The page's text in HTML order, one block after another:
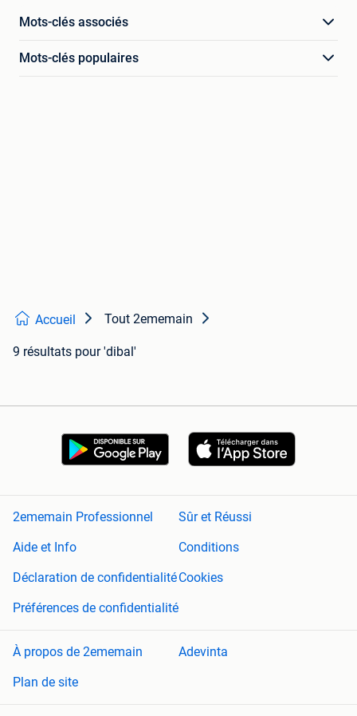
Mots-clés associés
Mots-clés populaires
Accueil Tout 2ememain
9 résultats pour 'dibal'
2ememain Professionnel
Sûr et Réussi
Aide et Info
Conditions
Déclaration de confidentialitéCookies
Préférences de confidentialité
À propos de 2ememain
Adevinta
Plan de site